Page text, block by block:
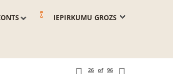
IEPIRKUMU GROZS
0
26 of 96